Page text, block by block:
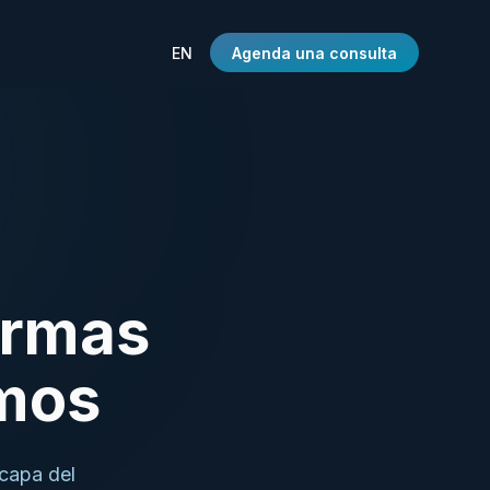
EN Agenda una consulta
del